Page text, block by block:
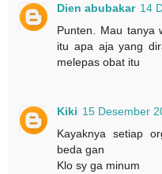
Dien abubakar 14
Punten. Mau tanya
itu apa aja yang
melepas obat itu
Kiki 15 Desember
Kayaknya setiap
beda gan
Klo sy ga minum